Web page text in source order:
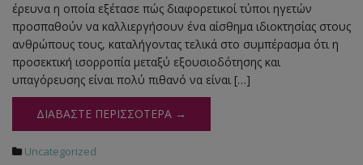
έρευνα η οποία εξέτασε πώς διαφορετικοί τύποι ηγετών
προσπαθούν να καλλιεργήσουν ένα αίσθημα ιδιοκτησίας στους
ανθρώπους τους, καταλήγοντας τελικά στο συμπέρασμα ότι η
προσεκτική ισορροπία μεταξύ εξουσιοδότησης και
υπαγόρευσης είναι πολύ πιθανό να είναι […]
ΔΙΑΒΆΣΤΕ ΠΕΡΙΣΣΌΤΕΡΑ →
Uncategorized